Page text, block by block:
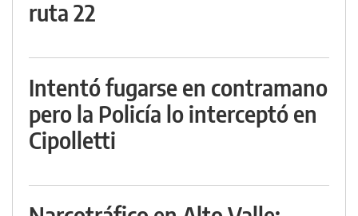
ruta 22
Intentó fugarse en contramano
pero la Policía lo interceptó en
Cipolletti